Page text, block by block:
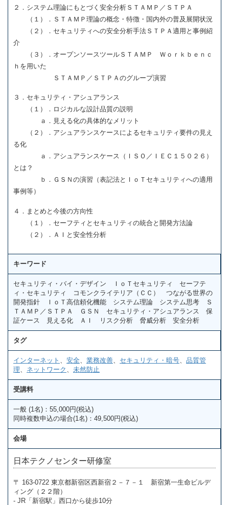
２．システム理論にもとづく安全分析ＳＴＡＭＰ／ＳＴＰＡ
（１）．ＳＴＡＭＰ理論の概念・特徴・国内外の普及展開状況
（２）．セキュリティへの安全分析手法ＳＴＰＡ適用と事例紹
介
（３）．オープンソースツールＳＴＡＭＰ Ｗｏｒｋｂｅｎｃ
ｈを用いた
ＳＴＡＭＰ／ＳＴＰＡのグループ演習
３．セキュリティ・アシュアランス
（１）．ロジカルな設計品質の説明
ａ．見える化の具体的なメリット
（２）．アシュアランスケースによるセキュリティ要件の見え
る化
ａ．アシュアランスケース（ＩＳＯ／ＩＥＣ１５０２６）
とは？
ｂ．ＧＳＮの演習（表記法とＩｏＴセキュリティへの適用
事例等）
４．まとめと今後の方向性
（１）．セーフティとセキュリティの統合と開発方法論
（２）．ＡＩと安全性分析
キーワード
セキュリティ・バイ・デザイン ＩｏＴセキュリティ セーフテ
ィ・セキュリティ コモンクライテリア（ＣＣ） つながる世界の
開発指針 ＩｏＴ高信頼化機能 システム理論 システム思考 Ｓ
ＴＡＭＰ／ＳＴＰＡ ＧＳＮ セキュリティ・アシュアランス 保
証ケース 見える化 ＡＩ リスク分析 脅威分析 安全分析
タグ
インターネット 安全 業務改善 セキュリティ・暗号
品質管
理
ネットワーク 未然防止
受講料
一般 (1名)：55,000円(税込)
同時複数申込の場合(1名)：49,500円(税込)
会場
日本テクノセンター研修室
〒 163-0722 東京都新宿区西新宿２－７－１ 新宿第一生命ビルデ
ィング（２２階）
- JR「新宿駅」西口から徒歩10分